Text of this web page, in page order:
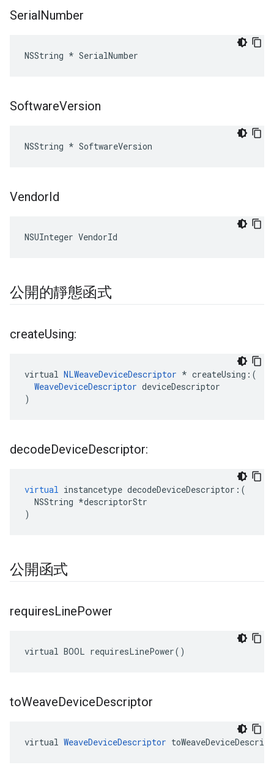
SerialNumber
NSString * SerialNumber
SoftwareVersion
NSString * SoftwareVersion
VendorId
NSUInteger VendorId
公開的靜態函式
createUsing:
virtual NLWeaveDeviceDescriptor * createUsing:(
WeaveDeviceDescriptor deviceDescriptor
)
decodeDeviceDescriptor:
virtual instancetype decodeDeviceDescriptor :(
NSString *descriptorStr
)
公開函式
requiresLinePower
virtual BOOL requiresLinePower()
toWeaveDeviceDescriptor
virtual WeaveDeviceDescriptor